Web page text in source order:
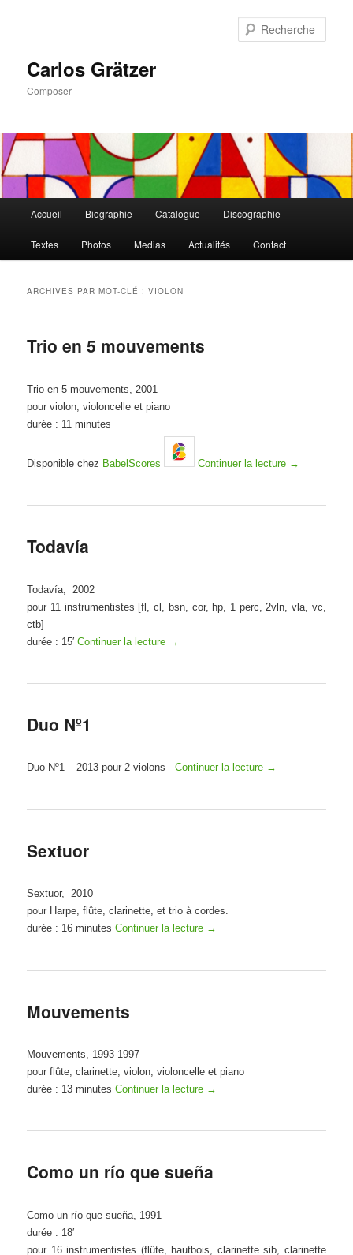
Carlos Grätzer
Composer
Accueil Biographie Catalogue Discographie
Textes Photos Medias Actualités Contact
ARCHIVES PAR MOT-CLÉ :VIOLON
Trio en 5 mouvements
Trio en 5 mouvements, 2001
pour violon, violoncelle et piano
durée : 11 minutes
Disponible chez BabelScores Continuer la lecture →
Todavía
Todavía, 2002
pour 11 instrumentistes [fl, cl, bsn, cor, hp, 1 perc, 2vln, vla, vc,
ctb]
durée : 15′Continuer la lecture →
Duo Nº1
Duo Nº1 – 2013 pour 2 violonsContinuer la lecture →
Sextuor
Sextuor, 2010
pour Harpe, flûte, clarinette, et trio à cordes.
durée : 16 minutesContinuer la lecture →
Mouvements
Mouvements, 1993-1997
pour flûte, clarinette, violon, violoncelle et piano
durée : 13 minutesContinuer la lecture →
Como un río que sueña
Como un río que sueña, 1991
durée : 18′
pour 16 instrumentistes (flûte, hautbois, clarinette sib, clarinette